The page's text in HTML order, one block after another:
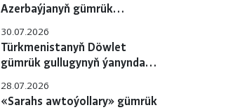
Azerbaýjanyň gümrük
hyzmatdaşlygyň meselelerini
ara alyp maslahatlaşdylar
30.07.2026
Türkmenistanyň Döwlet
gümrük gullugynyň ýanyndaky
okuw-maslahaty geçirildi
28.07.2026
«Sarahs awtoýollary» gümrük